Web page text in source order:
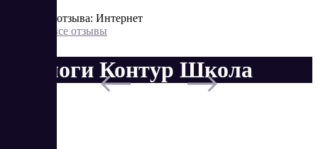
Источник отзыва: Интернет
Показать все отзывы
Аналоги Контур Школа